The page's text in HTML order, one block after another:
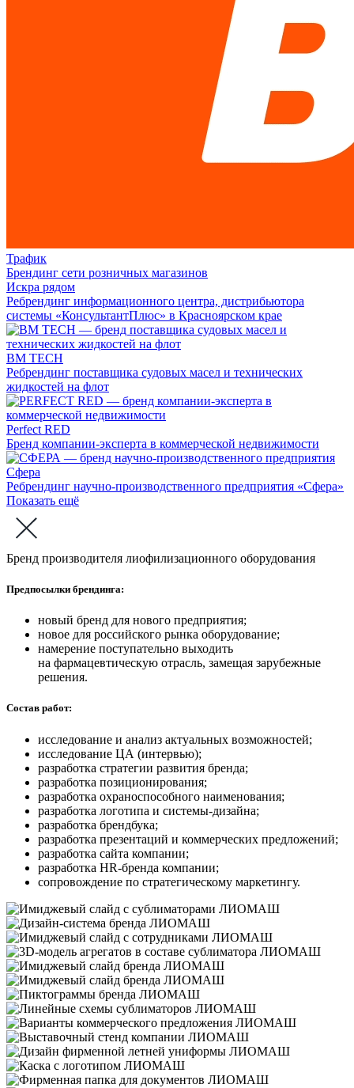
Трафик
Брендинг сети розничных магазинов
Искра рядом
Ребрендинг информационного центра, дистрибьютора
системы «КонсультантПлюс» в Красноярском крае
BM TECH
Ребрендинг поставщика судовых масел и технических
жидкостей на флот
Perfect RED
Бренд компании-эксперта в коммерческой недвижимости
Сфера
Ребрендинг научно-производственного предприятия «Сфера»
Показать ещё
Бренд производителя лиофилизационного оборудования
Предпосылки брендинга:
новый бренд для нового предприятия;
новое для российского рынка оборудование;
намерение поступательно выходить
на фармацевтическую отрасль, замещая зарубежные
решения.
Состав работ:
исследование и анализ актуальных возможностей;
исследование ЦА (интервью);
разработка стратегии развития бренда;
разработка позиционирования;
разработка охраноспособного наименования;
разработка логотипа и системы-дизайна;
разработка брендбука;
разработка презентаций и коммерческих предложений;
разработка сайта компании;
разработка HR-бренда компании;
сопровождение по стратегическому маркетингу.